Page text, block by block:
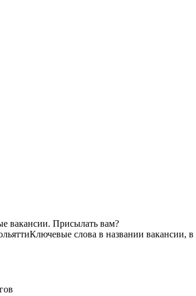
вакансии. Присылать вам?
Ключевые слова в названии вакансии,